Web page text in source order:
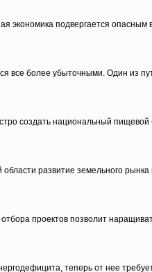
экономика подвергается
все более убыточными. Один из
создать национальный
развитие земельного
проектов позволит
теперь от нее